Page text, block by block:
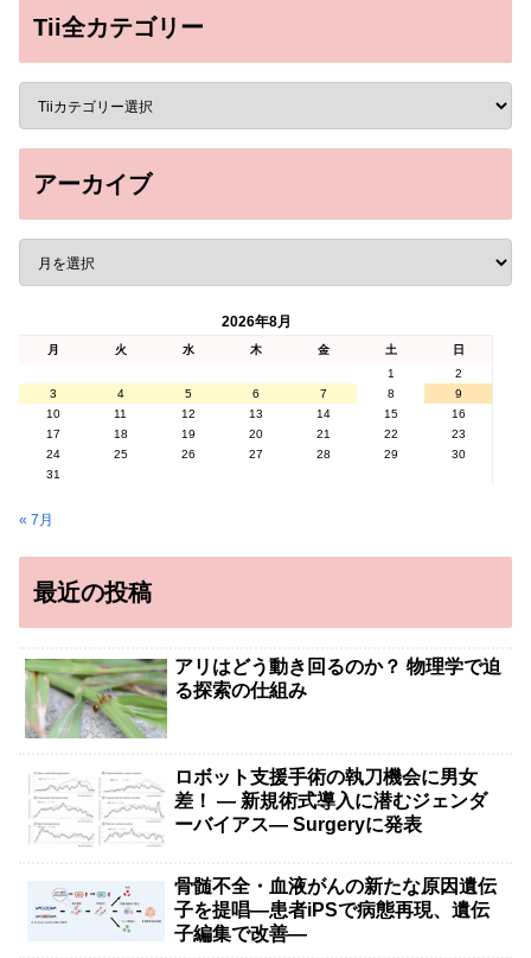
Tii全カテゴリー
アーカイブ
2026年8月
月 火 水 木 金 土
日
1
2
3
4 5 6 7 8
9
10
11 12 13 14 15
16
17
18 19 20 21 22
23
24
25 26 27 28 29
30
31
« 7月
最近の投稿
アリはどう動き回るのか？ 物理学で迫
る探索の仕組み
ロボット支援手術の執刀機会に男女
差！ — 新規術式導入に潜むジェンダ
ーバイアス— Surgeryに発表
骨髄不全・血液がんの新たな原因遺伝
子を提唱―患者iPSで病態再現、遺伝
子編集で改善―